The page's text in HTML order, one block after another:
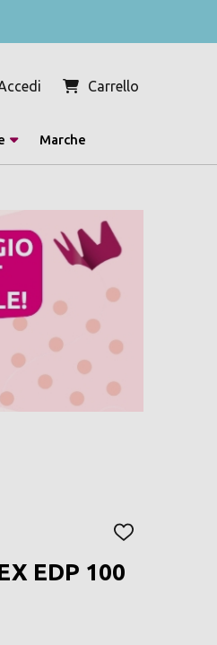
Carrello
Marche
AGGIUNGI
LISTA
DEI
EDP 100